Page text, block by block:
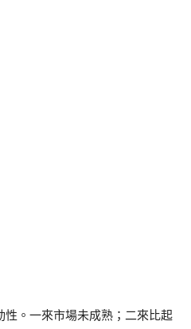
。一來市場未成熟；二來比起